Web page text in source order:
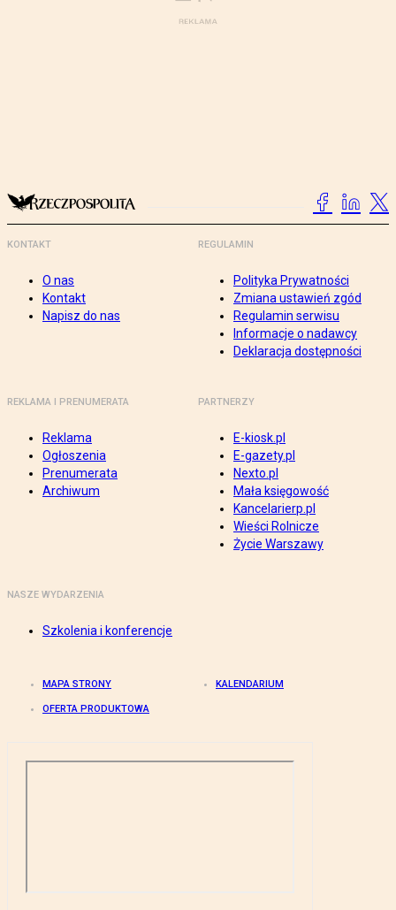
KONTAKT
O nas
Kontakt
Napisz do nas
REGULAMIN
Polityka Prywatności
Zmiana ustawień zgód
Regulamin serwisu
Informacje o nadawcy
Deklaracja dostępności
REKLAMA I PRENUMERATA
Reklama
Ogłoszenia
Prenumerata
Archiwum
PARTNERZY
E-kiosk.pl
E-gazety.pl
Nexto.pl
Mała księgowość
Kancelarierp.pl
Wieści Rolnicze
Życie Warszawy
NASZE WYDARZENIA
Szkolenia i konferencje
MAPA STRONY KALENDARIUM
OFERTA PRODUKTOWA